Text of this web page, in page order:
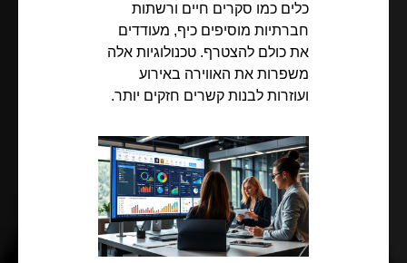
כלים כמו סקרים חיים ורשתות
חברתיות מוסיפים כיף, מעודדים
את כולם להצטרף. טכנולוגיות אלה
משפרות את האווירה באירוע
ועוזרות לבנות קשרים חזקים יותר.